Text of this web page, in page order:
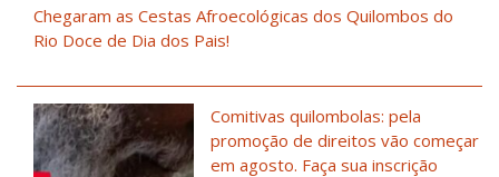
Chegaram as Cestas Afroecológicas dos Quilombos do
Rio Doce de Dia dos Pais!
Comitivas quilombolas: pela
promoção de direitos vão começar
em agosto. Faça sua inscrição